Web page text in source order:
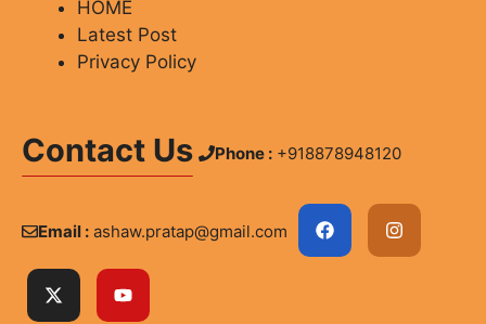
HOME
Latest Post
Privacy Policy
Contact Us Phone : +918878948120
Email : ashaw.pratap@gmail.com